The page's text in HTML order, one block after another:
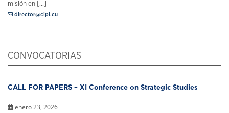
misión en [...]
director@cipi.cu
CONVOCATORIAS
CALL FOR PAPERS – XI Conference on Strategic Studies
enero 23, 2026